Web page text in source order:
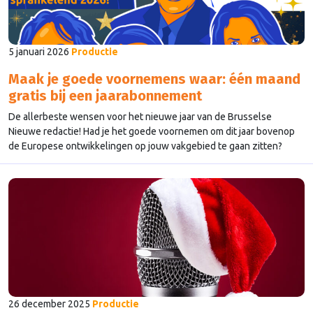
5 januari 2026 Productie
Maak je goede voornemens waar: één maand
gratis bij een jaarabonnement
De allerbeste wensen voor het nieuwe jaar van de Brusselse
Nieuwe redactie! Had je het goede voornemen om dit jaar bovenop
de Europese ontwikkelingen op jouw vakgebied te gaan zitten?
Neem nu een abonnement, betalen kan maandelijks en is direct
opzegbaar, of neem gelijk een jaarabonnement met een mooie
korting! Dus ga nu naar onze …Continued
26 december 2025 Productie